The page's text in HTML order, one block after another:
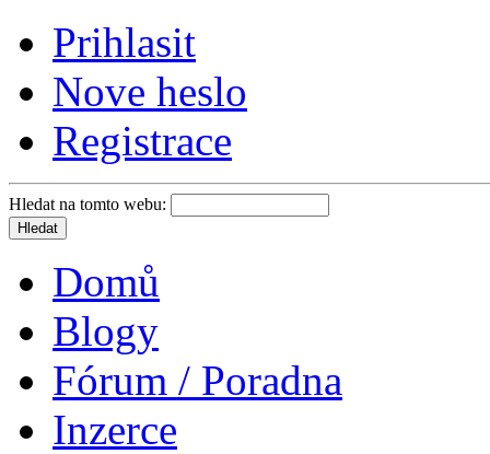
Prihlasit
Nove heslo
Registrace
Hledat na tomto webu:
Domů
Blogy
Fórum / Poradna
Inzerce